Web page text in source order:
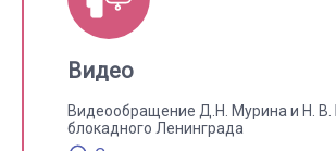
Видео
Видеообращение Д.Н. Мурина и Н. В.
блокадного Ленинграда